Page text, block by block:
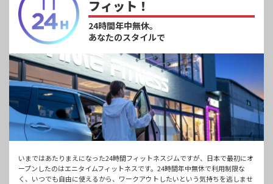
フィット！
24時間年中無休。
あなたのスタイルで
いまではあたりまえになった24時間フィットネスジムですが、日本で最初にオ
ープンしたのはエニタイムフィットネスです。24時間年中無休で利用制限な
く、いつでも自由に使えるから、ワークアウトしたいという気持ちを逃しませ